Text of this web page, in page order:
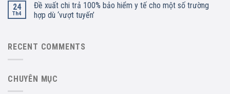
24
Th4
Đề xuất chi trả 100% bảo hiểm y tế cho một số trường
hợp dù ‘vượt tuyến’
RECENT COMMENTS
CHUYÊN MỤC